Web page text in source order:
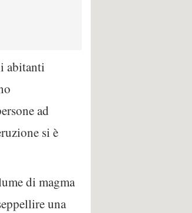
abitanti
ad
si è
di magma
una